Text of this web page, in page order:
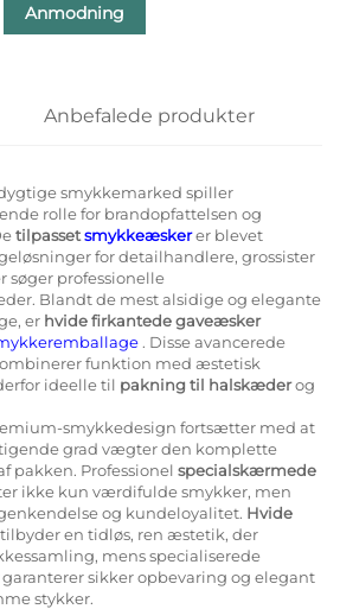
Anmodning
Anbefalede produkter
smykkemarked spiller
rolle for brandopfattelsen og
tilpassetsmykkeæskerer blevet
for detailhandlere, grossister
søger professionelle
Blandt de mest alsidige og elegante
er hvide firkantede gaveæsker
. Disse avancerede
funktion med æstetisk
ideelle til pakning til halskæderog
smykkedesign fortsætter med at
grad vægter den komplette
pakken. Professionel specialskærmede
ikke kun værdifulde smykker, men
og kundeloyalitet. Hvide
tilbyder en tidløs, ren æstetik, der
mens specialiserede
garanterer sikker opbevaring og elegant
stykker.